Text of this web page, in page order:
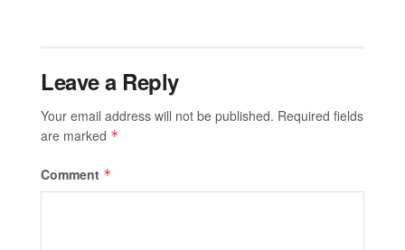
Leave a Reply
Your email address will not be published. Required fields
are marked *
Comment *